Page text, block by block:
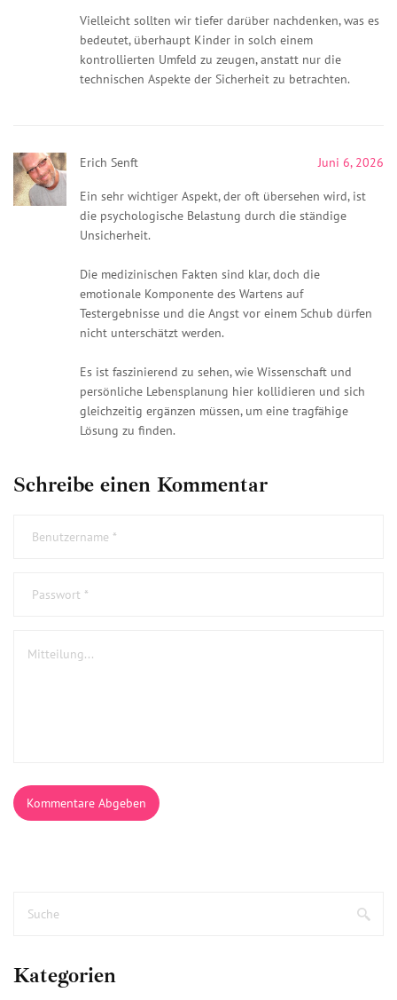
Vielleicht sollten wir tiefer darüber nachdenken, was es
bedeutet, überhaupt Kinder in solch einem
kontrollierten Umfeld zu zeugen, anstatt nur die
technischen Aspekte der Sicherheit zu betrachten.
Erich Senft Juni 6, 2026
Ein sehr wichtiger Aspekt, der oft übersehen wird, ist
die psychologische Belastung durch die ständige
Unsicherheit.
Die medizinischen Fakten sind klar, doch die
emotionale Komponente des Wartens auf
Testergebnisse und die Angst vor einem Schub dürfen
nicht unterschätzt werden.
Es ist faszinierend zu sehen, wie Wissenschaft und
persönliche Lebensplanung hier kollidieren und sich
gleichzeitig ergänzen müssen, um eine tragfähige
Lösung zu finden.
Schreibe einen Kommentar
Kommentare Abgeben
Kategorien